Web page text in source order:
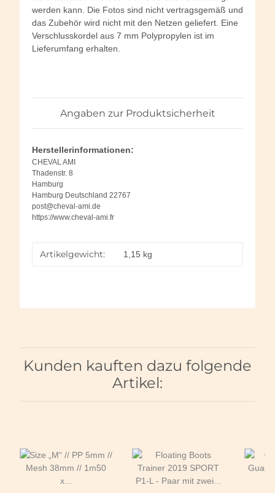
werden kann. Die Fotos sind nicht vertragsgemäß und
das Zubehör wird nicht mit den Netzen geliefert. Eine
Verschlusskordel aus 7 mm Polypropylen ist im
Lieferumfang erhalten.
Angaben zur Produktsicherheit
Herstellerinformationen:
CHEVAL AMI
Thadenstr. 8
Hamburg
Hamburg Deutschland 22767
post@cheval-ami.de
https://www.cheval-ami.fr
Artikelgewicht: 1,15 kg
Kunden kauften dazu folgende
Artikel: